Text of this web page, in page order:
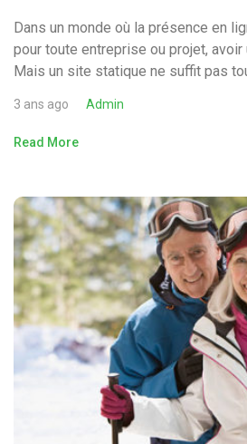
Dans un monde où la présence en
pour toute entreprise ou projet,
Mais un site statique ne suffit pas
3 ans ago Admin
Read More